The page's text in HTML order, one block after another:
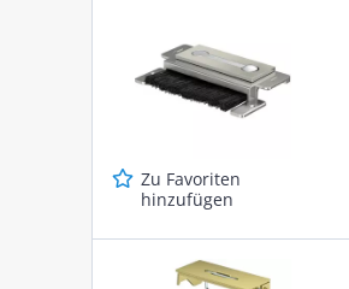
Zu Favoriten
hinzufügen